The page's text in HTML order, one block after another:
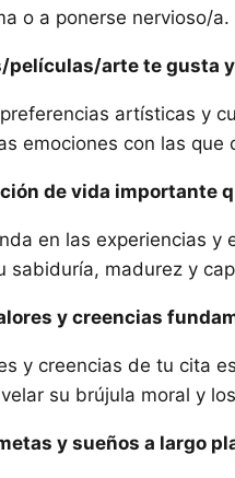
o a ponerse nervioso/a.
películas/arte te gusta
artísticas y
emociones con las que
de vida importante
en las experiencias
sabiduría, madurez y
y creencias
y creencias de tu cita
su brújula moral y
y sueños a largo